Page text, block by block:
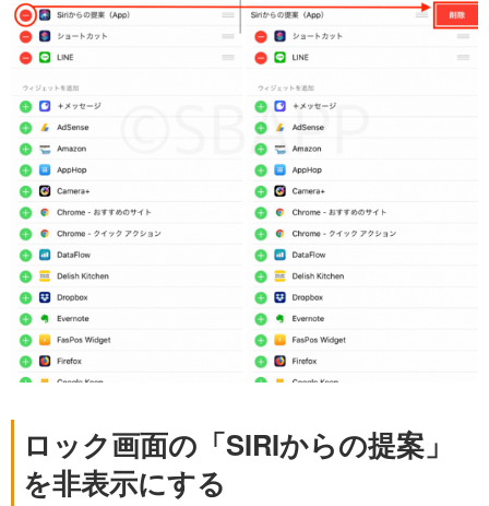
ロック画面の「SIRIからの提案」
を非表示にする